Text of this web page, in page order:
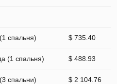
спальня) $ 735.40
(1 спальня) $ 488.93
спальни) $ 2 104.76